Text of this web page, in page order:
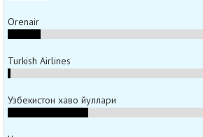
Orenair
Turkish Airlines
Узбекистон хаво йуллари